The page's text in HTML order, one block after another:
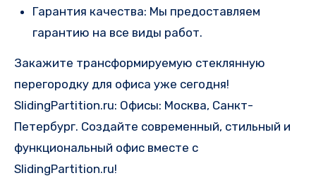
Гарантия качества: Мы предоставляем
гарантию на все виды работ.
Закажите трансформируемую стеклянную
перегородку для офиса уже сегодня!
SlidingPartition.ru: Офисы: Москва, Санкт-
Петербург. Создайте современный, стильный и
функциональный офис вместе с
SlidingPartition.ru!